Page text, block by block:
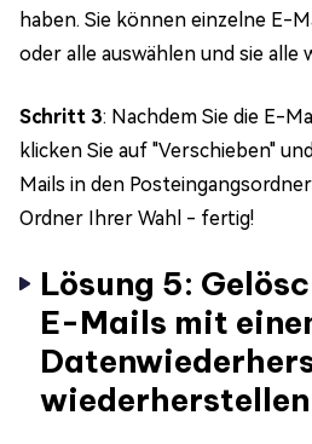
haben. Sie können einzelne E-
oder alle auswählen und sie alle
Schritt 3: Nachdem Sie die E-
klicken Sie auf "Verschieben"
Mails in den
Ordner Ihrer Wahl - fertig!
Lösung 5:
E-Mails mit
wiederherstellen